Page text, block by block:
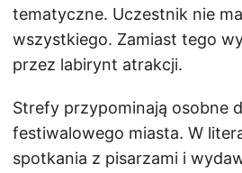
tematyczne. Uczestnik nie
wszystkiego. Zamiast tego
przez labirynt atrakcji.
Strefy przypominają osobne
festiwalowego miasta. W
spotkania z pisarzami i